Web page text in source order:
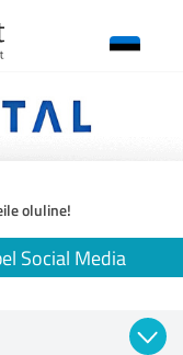
oluline!
Social Media